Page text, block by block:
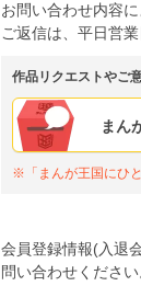
お問い合わせ内容
ご返信は、平日営
作品リクエストやご
まん
※「まんが王国にひ
会員登録情報(入退
問い合わせください